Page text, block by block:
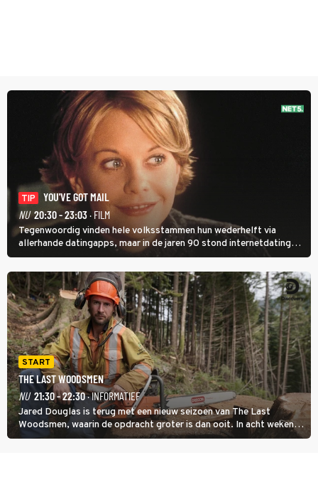
TIP
YOU'VE GOT MAIL
NU 20:30 - 23:03· FILM
Tegenwoordig vinden hele volksstammen hun wederhelft via
allerhande datingapps, maar in de jaren 90 stond internetdating
nog in de kinderschoenen. In de film You've Got Mail zie je dat
terug.
START
THE LAST WOODSMEN
NU 21:30 - 22:30· INFORMATIEF
Jared Douglas is terug met een nieuw seizoen van The Last
Woodsmen, waarin de opdracht groter is dan ooit. In acht weken
tijd probeert hij een miljoen dollar bij elkaar te vergaren om de